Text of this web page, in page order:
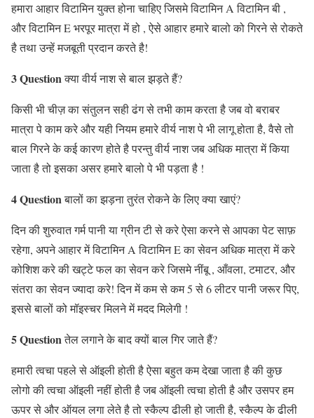
हमारा आहार विटामिन युक्त होना चाहिए जिसमे विटामिन A विटामिन बी ,
और विटामिन E भरपूर मात्रा में हो , ऐसे आहार हमारे बालो को गिरने से रोकते
है तथा उन्हें मजबूती प्रदान करते है!
3 Questionक्या वीर्य नाश से बाल झड़ते हैं?
किसी भी चीज़ का संतुलन सही ढंग से तभी काम करता है जब वो बराबर
मात्रा पे काम करे और यही नियम हमारे वीर्य नाश पे भी लागू होता है, वैसे तो
बाल गिरने के कई कारण होते है परन्तु वीर्य नाश जब अधिक मात्रा में किया
जाता है तो इसका असर हमारे बालो पे भी पड़ता है !
4 Questionबालों का झड़ना तुरंत रोकने के लिए क्या खाएं?
दिन की शुरुवात गर्म पानी या ग्रीन टी से करे ऐसा करने से आपका पेट साफ़
रहेगा, अपने आहार में विटामिन A विटामिन E का सेवन अधिक मात्रा में करे
कोशिश करे की खट्टे फल का सेवन करे जिसमे नींबू , आँवला, टमाटर, और
संतरा का सेवन ज्यादा करे! दिन में कम से कम 5 से 6 लीटर पानी जरूर पिए,
इससे बालों को मॉइस्चर मिलने में मदद मिलेगी !
5 Questionतेल लगाने के बाद क्यों बाल गिर जाते हैं?
हमारी त्वचा पहले से ऑइली होती है ऐसा बहुत कम देखा जाता है की कुछ
लोगो की त्वचा ऑइली नहीं होती है जब ऑइली त्वचा होती है और उसपर हम
ऊपर से और ऑयल लगा लेते है तो स्कैल्प ढीली हो जाती है, स्कैल्प के ढीली